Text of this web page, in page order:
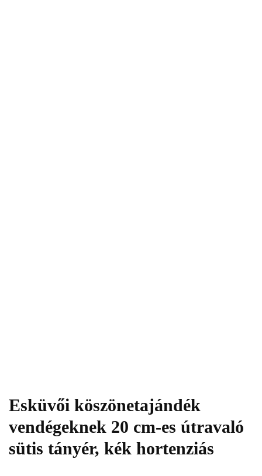
Esküvői köszönetajándék
vendégeknek 20 cm-es útravaló
sütis tányér, kék hortenziás